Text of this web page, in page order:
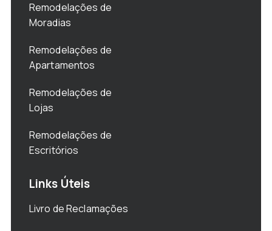
Remodelações de
Moradias
Remodelações de
Apartamentos
Remodelações de
Lojas
Remodelações de
Escritórios
Links Úteis
Livro de Reclamações